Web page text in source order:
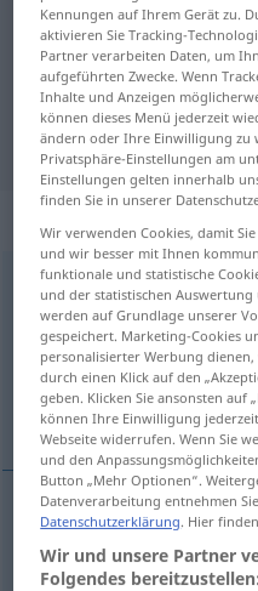
Übersetzung
"Verzehr"
Übersetzung
„Verzehr“ :
Verzehr [fɛrˈtseːr]m <-(e)s;
Übersicht aller
(Für mehr Details die
consumo
Verzehr
Kennungen auf Ihrem Gerät zu.
aktivieren Sie Tracking-
Partner verarbeiten Daten, um
aufgeführten Zwecke. Wenn
Inhalte und Anzeigen
können dieses Menü jederzeit
ändern oder Ihre Einwilligung zu
Privatsphäre-Einstellungen am
Einstellungen gelten innerhalb
finden Sie in unserer
Wir verwenden Cookies, damit
und wir besser mit Ihnen
funktionale und statistische
und der statistischen
werden auf Grundlage unserer
gespeichert. Marketing-Cookies
personalisierter Werbung
durch einen Klick auf den
geben. Klicken Sie ansonsten auf
können Ihre Einwilligung
Webseite widerrufen. Wenn Sie
und den
Button „Mehr Optionen“.
Datenverarbeitung entnehmen
Datenschutzerklärung. Hier
Wir und unsere Partner
Folgendes